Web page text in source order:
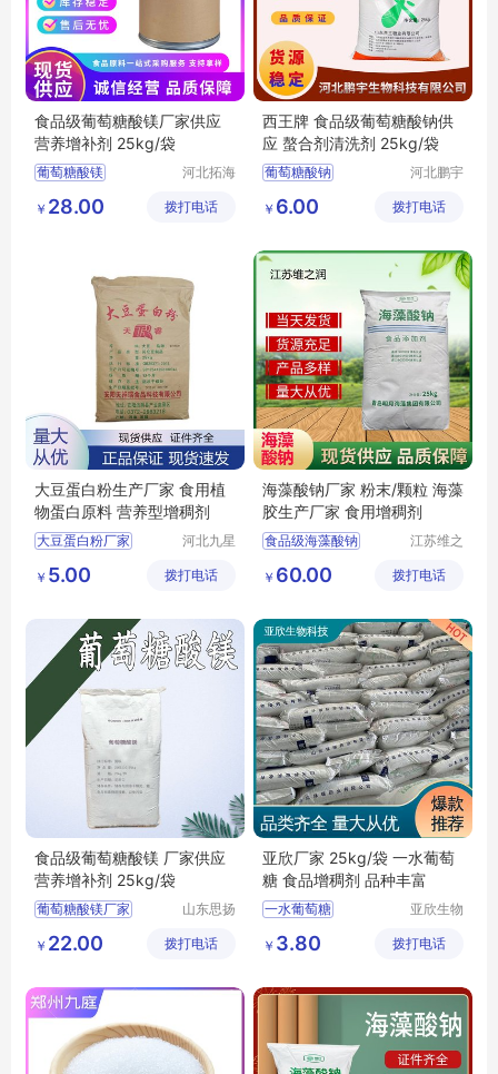
食品级葡萄糖酸镁厂家供应
营养增补剂 25kg/袋
葡萄糖酸镁
葡萄糖酸镁厂家
河北拓海
有限公司
￥ 28.00 拨打电话
西王牌 食品级葡萄糖酸钠供
应 螯合剂清洗剂 25kg/袋
葡萄糖酸钠
葡萄糖酸钠厂家
葡萄糖酸钠用途
河北鹏宇
有限公司
￥ 6.00 拨打电话
大豆蛋白粉生产厂家 食用植
物蛋白原料 营养型增稠剂
大豆蛋白粉厂家
大豆蛋白粉原料
大豆蛋白粉用途
河北九星
有限公司
￥ 5.00 拨打电话
海藻酸钠厂家 粉末/颗粒 海藻
胶生产厂家 食用增稠剂
食品级海藻酸钠
海藻酸钠
江苏维之
技有限公
￥ 60.00 拨打电话
食品级葡萄糖酸镁 厂家供应
营养增补剂 25kg/袋
葡萄糖酸镁厂家
葡萄糖酸镁
葡萄糖酸镁报价
山东思扬
有限公司
￥ 22.00 拨打电话
亚欣厂家 25kg/袋 一水葡萄
糖 食品增稠剂 品种丰富
一水葡萄糖
亚欣生物科技
食品甜味剂
亚欣生物
州）有限
￥ 3.80 拨打电话